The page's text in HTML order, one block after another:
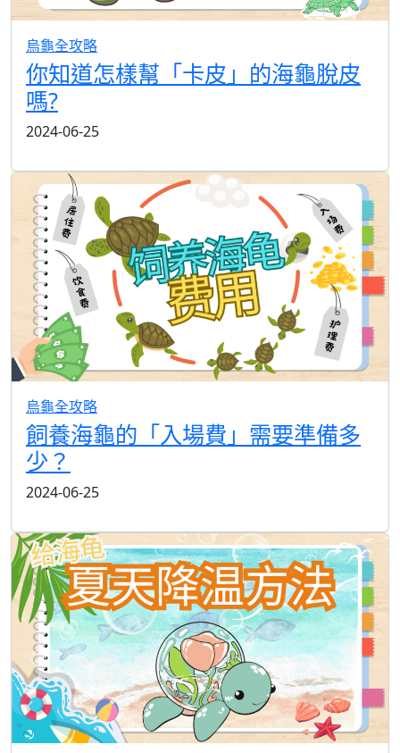
烏龜全攻略
你知道怎樣幫「卡皮」的海龜脫皮
嗎?
2024-06-25
烏龜全攻略
飼養海龜的「入場費」需要準備多
少？
2024-06-25